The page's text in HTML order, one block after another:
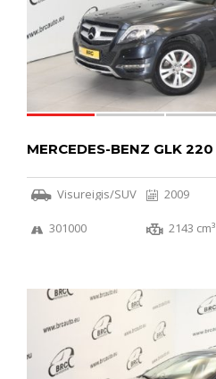
MERCEDES-BENZ GLK 220
Visureigis/SUV 2009
301000 2143 cm³